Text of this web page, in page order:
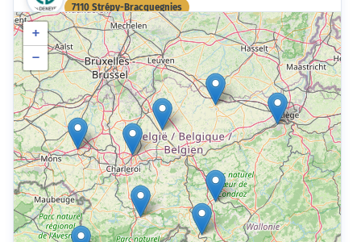
7110 Strépy-Bracquegnies
Entra
6220 Fleurus
ETA 123 Atelier Protégé de Beauraing
5570 Beauraing
L’Aurore
4280 Hannut
+
−